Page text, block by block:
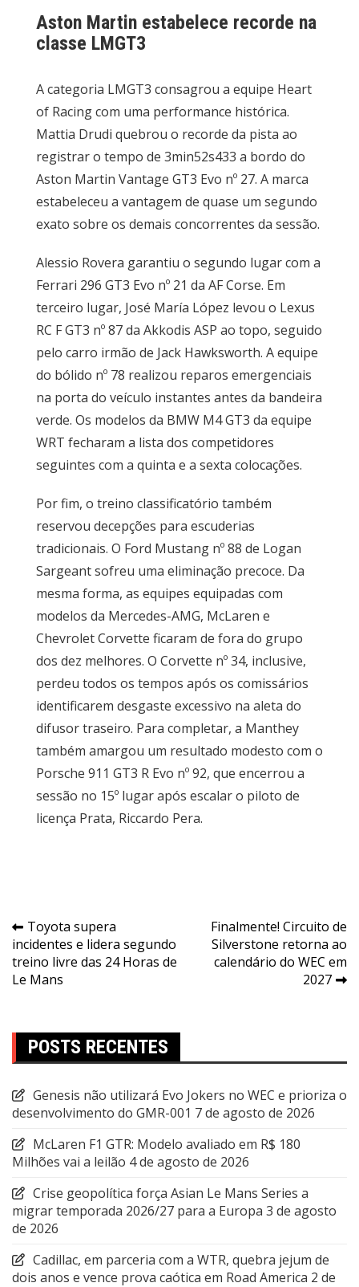
Aston Martin estabelece recorde na
classe LMGT3
A categoria LMGT3 consagrou a equipe Heart
of Racing com uma performance histórica.
Mattia Drudi quebrou o recorde da pista ao
registrar o tempo de 3min52s433 a bordo do
Aston Martin Vantage GT3 Evo nº 27. A marca
estabeleceu a vantagem de quase um segundo
exato sobre os demais concorrentes da sessão.
Alessio Rovera garantiu o segundo lugar com a
Ferrari 296 GT3 Evo nº 21 da AF Corse. Em
terceiro lugar, José María López levou o Lexus
RC F GT3 nº 87 da Akkodis ASP ao topo, seguido
pelo carro irmão de Jack Hawksworth. A equipe
do bólido nº 78 realizou reparos emergenciais
na porta do veículo instantes antes da bandeira
verde. Os modelos da BMW M4 GT3 da equipe
WRT fecharam a lista dos competidores
seguintes com a quinta e a sexta colocações.
Por fim, o treino classificatório também
reservou decepções para escuderias
tradicionais. O Ford Mustang nº 88 de Logan
Sargeant sofreu uma eliminação precoce. Da
mesma forma, as equipes equipadas com
modelos da Mercedes-AMG, McLaren e
Chevrolet Corvette ficaram de fora do grupo
dos dez melhores. O Corvette nº 34, inclusive,
perdeu todos os tempos após os comissários
identificarem desgaste excessivo na aleta do
difusor traseiro. Para completar, a Manthey
também amargou um resultado modesto com o
Porsche 911 GT3 R Evo nº 92, que encerrou a
sessão no 15º lugar após escalar o piloto de
licença Prata, Riccardo Pera.
Navegação
de
Post
Toyota supera
incidentes e lidera segundo
treino livre das 24 Horas de
Le Mans
Finalmente! Circuito de
Silverstone retorna ao
calendário do WEC em
2027
POSTS RECENTES
Genesis não utilizará Evo Jokers no WEC e prioriza o
desenvolvimento do GMR-001 7 de agosto de 2026
McLaren F1 GTR: Modelo avaliado em R$ 180
Milhões vai a leilão 4 de agosto de 2026
Crise geopolítica força Asian Le Mans Series a
migrar temporada 2026/27 para a Europa 3 de agosto
de 2026
Cadillac, em parceria com a WTR, quebra jejum de
dois anos e vence prova caótica em Road America 2 de